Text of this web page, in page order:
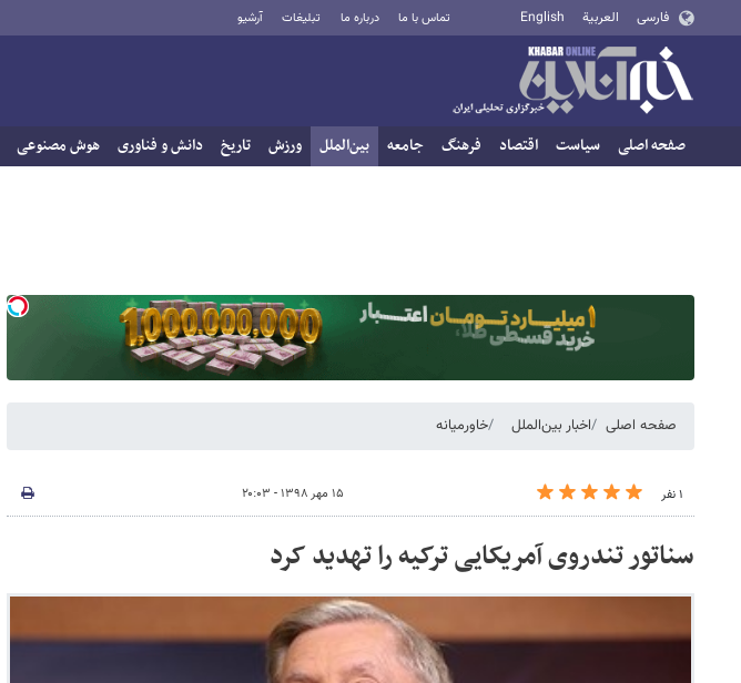
فارسی العربية English تماس با ما درباره ما تبلیغات آرشیو
صفحه اصلی سیاست اقتصاد فرهنگ جامعه بین‌الملل ورزش تاریخ دانش و فناوری هوش مصنوعی
صفحه اصلی اخبار بین‌الملل خاورمیانه
۱ نفر ۱۵ مهر ۱۳۹۸ - ۲۰:۰۳
سناتور تندروی آمریکایی ترکیه را تهدید کرد